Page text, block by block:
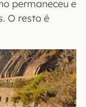
permaneceu e
O resto é